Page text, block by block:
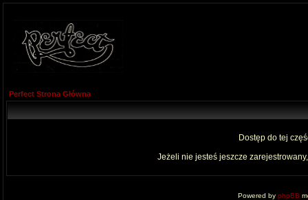
Perfect Strona Główna
Dostęp do tej
Jeżeli nie jesteś jeszcze
Powered by phpBB